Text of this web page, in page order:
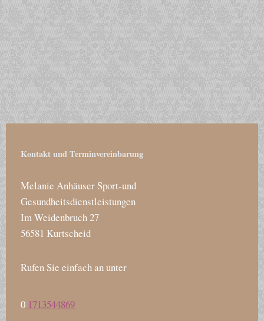
Kontakt und Terminvereinbarung
Melanie Anhäuser Sport-und
Gesundheitsdienstleistungen
Im Weidenbruch27
56581 Kurtscheid
Rufen Sie einfach an unter
0 1713544869